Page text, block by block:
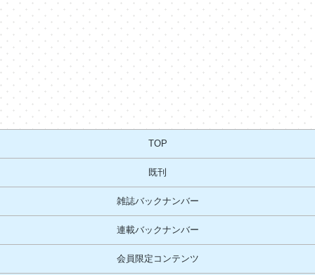
TOP
既刊
雑誌バックナンバー
連載バックナンバー
会員限定コンテンツ